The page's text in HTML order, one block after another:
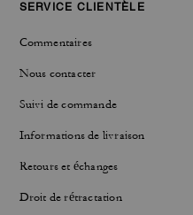
SERVICE CLIENTÈLE
Commentaires
Nous contacter
Suivi de commande
Informations de livraison
Retours et échanges
Droit de rétractation